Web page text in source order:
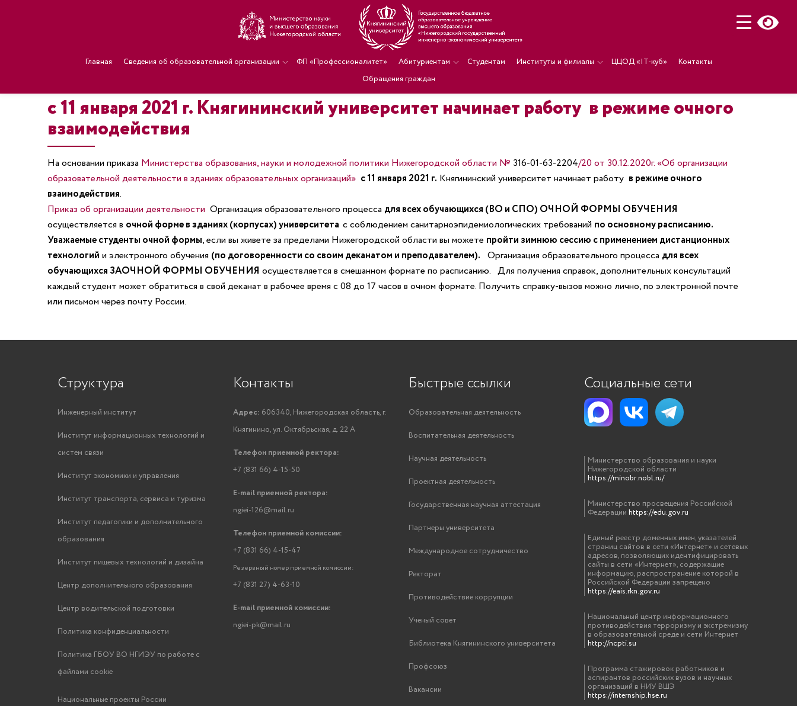
Главная Сведения об образовательной организации ФП «Профессионалитет» Абитуриентам Студентам Институты и филиалы ЦЦОД «IT-куб»
Контакты
Обращения граждан
с 11 января 2021 г. Княгининский университет начинает работу в режиме очного
взаимодействия
На основании приказа Министерства образования, науки и молодежной политики Нижегородской области № 316-01-63-2204/20 от 30.12.2020г. «Об организации
образовательной деятельности в зданиях образовательных организаций» с 11 января 2021 г. Княгининский университет начинает работу в режиме очного
взаимодействия.
Приказ об организации деятельности Организация образовательного процесса для всех обучающихся (ВО и СПО) ОЧНОЙ ФОРМЫ ОБУЧЕНИЯ
осуществляется в очной форме в зданиях (корпусах) университета с соблюдением санитарноэпидемиологических требований по основному расписанию.
Уважаемые студенты очной формы, если вы живете за пределами Нижегородской области вы можете пройти зимнюю сессию с применением дистанционных
технологий и электронного обучения (по договоренности со своим деканатом и преподавателем). Организация образовательного процесса для всех
обучающихся ЗАОЧНОЙ ФОРМЫ ОБУЧЕНИЯ осуществляется в смешанном формате по расписанию. Для получения справок, дополнительных консультаций
каждый студент может обратиться в свой деканат в рабочее время с 08 до 17 часов в очном формате. Получить справку-вызов можно лично, по электронной почте
или письмом через почту России.
Структура
Инженерный институт
Институт информационных технологий и
систем связи
Институт экономики и управления
Институт транспорта, сервиса и туризма
Институт педагогики и дополнительного
образования
Институт пищевых технологий и дизайна
Центр дополнительного образования
Центр водительской подготовки
Политика конфиденциальности
Политика ГБОУ ВО НГИЭУ по работе с
файлами cookie
Национальные проекты России
Контакты
Адрес: 606340, Нижегородская область, г.
Княгинино, ул. Октябрьская, д. 22 А
Телефон приемной ректора:
+7 (831 66) 4-15-50
E-mail приемной ректора:
ngiei-126@mail.ru
Телефон приемной комиссии:
+7 (831 66) 4-15-47
Резервный номер приемной комиссии:
+7 (831 27) 4-63-10
E-mail приемной комиссии:
ngiei-pk@mail.ru
Быстрые ссылки
Образовательная деятельность
Воспитательная деятельность
Научная деятельность
Проектная деятельность
Государственная научная аттестация
Партнеры университета
Международное сотрудничество
Ректорат
Противодействие коррупции
Ученый совет
Библиотека Княгининского университета
Профсоюз
Вакансии
Социальные сети
Министерство образования и науки
Нижегородской области
https://minobr.nobl.ru/
Министерство просвещения Российской
Федерации https://edu.gov.ru
Единый реестр доменных имен, указателей
страниц сайтов в сети «Интернет» и сетевых
адресов, позволяющих идентифицировать
сайты в сети «Интернет», содержащие
информацию, распространение которой в
Российской Федерации запрещено
https://eais.rkn.gov.ru
Национальный центр информационного
противодействия терроризму и экстремизму
в образовательной среде и сети Интернет
http://ncpti.su
Программа стажировок работников и
аспирантов российских вузов и научных
организаций в НИУ ВШЭ
https://internship.hse.ru